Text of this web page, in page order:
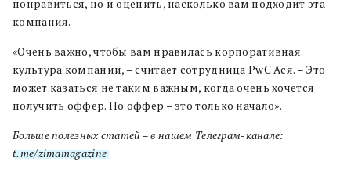
понравиться, но и оценить, насколько вам подходит эта
компания.
«Очень важно, чтобы вам нравилась корпоративная
культура компании, – считает сотрудница PwC Ася. – Это
может казаться не таким важным, когда очень хочется
получить оффер. Но оффер – это только начало».
Больше полезных статей – в нашем Телеграм-канале:
t.me/zimamagazine